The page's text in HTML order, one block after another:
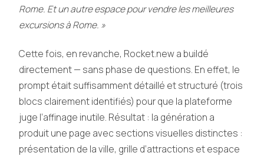
Rome. Et un autre espace pour vendre les meilleures
excursions à Rome. »
Cette fois, en revanche, Rocket.new a buildé
directement — sans phase de questions. En effet, le
prompt était suffisamment détaillé et structuré (trois
blocs clairement identifiés) pour que la plateforme
juge l’affinage inutile. Résultat : la génération a
produit une page avec sections visuelles distinctes :
présentation de la ville, grille d’attractions et espace